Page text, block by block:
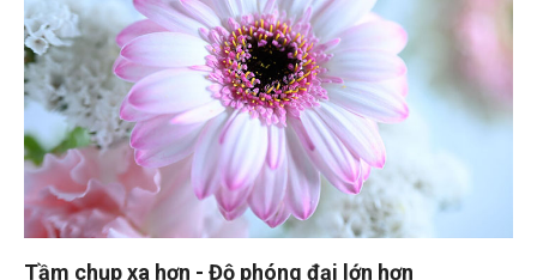
Tầm chụp xa hơn - Độ phóng đại lớn hơn